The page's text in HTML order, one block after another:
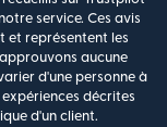
service. Ces avis
et représentent les
aucune
d'une personne à
décrites
d'un client.